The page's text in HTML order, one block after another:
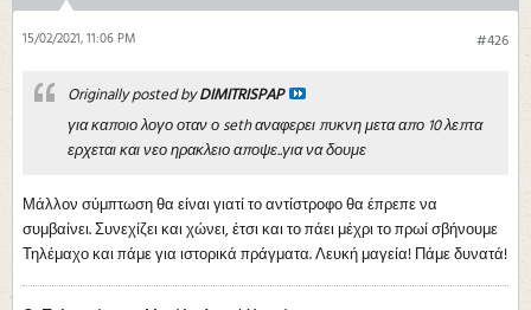
#426
15/02/2021, 11:06 PM
Originally posted byDIMITRISPAP
για καποιο λογο οταν ο seth αναφερει πυκνη μετα απο 10 λεπτα
ερχεται και νεο ηρακλειο αποψε..για να δουμε
Μάλλον σύμπτωση θα είναι γιατί το αντίστροφο θα έπρεπε να
συμβαίνει. Συνεχίζει και χώνει, έτσι και το πάει μέχρι το πρωί σβήνουμε
Τηλέμαχο και πάμε για ιστορικά πράγματα. Λευκή μαγεία! Πάμε δυνατά!